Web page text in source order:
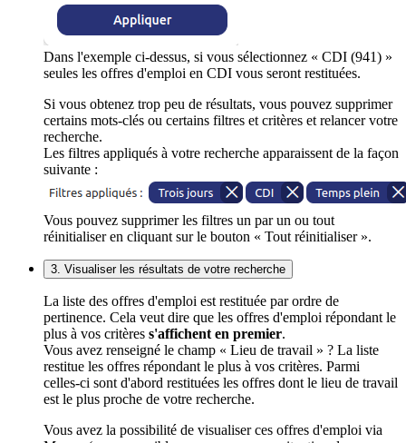
Dans l'exemple ci-dessus, si vous sélectionnez « CDI (941) »
seules les offres d'emploi en CDI vous seront restituées.
Si vous obtenez trop peu de résultats, vous pouvez supprimer
certains mots-clés ou certains filtres et critères et relancer votre
recherche.
Les filtres appliqués à votre recherche apparaissent de la façon
suivante :
Vous pouvez supprimer les filtres un par un ou tout
réinitialiser en cliquant sur le bouton « Tout réinitialiser ».
3. Visualiser les résultats de votre recherche
La liste des offres d'emploi est restituée par ordre de
pertinence. Cela veut dire que les offres d'emploi répondant le
plus à vos critères s'affichent en premier.
Vous avez renseigné le champ « Lieu de travail » ? La liste
restitue les offres répondant le plus à vos critères. Parmi
celles-ci sont d'abord restituées les offres dont le lieu de travail
est le plus proche de votre recherche.
Vous avez la possibilité de visualiser ces offres d'emploi via